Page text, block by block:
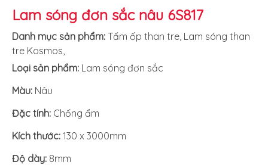
Lam sóng đơn sắc nâu 6S817
Danh mục sản phẩm: Tấm ốp than tre Lam sóng than
tre Kosmos
Loại sản phẩm: Lam sóng đơn sắc
Màu: Nâu
Đặc tính: Chống ẩm
Kích thước: 130 x 3000mm
Độ dày: 8mm